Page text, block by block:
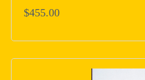
$455.00